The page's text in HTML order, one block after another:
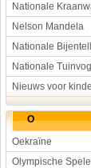
Nationale
Nelson Mandela
Nationale
Nationale
Nieuws voor
O
Oekraïne
Olympische